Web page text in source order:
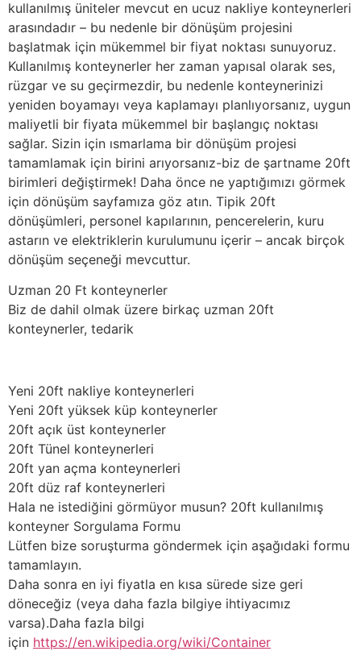
kullanılmış üniteler mevcut en ucuz nakliye konteynerleri
arasındadır – bu nedenle bir dönüşüm projesini
başlatmak için mükemmel bir fiyat noktası sunuyoruz.
Kullanılmış konteynerler her zaman yapısal olarak ses,
rüzgar ve su geçirmezdir, bu nedenle konteynerinizi
yeniden boyamayı veya kaplamayı planlıyorsanız, uygun
maliyetli bir fiyata mükemmel bir başlangıç noktası
sağlar. Sizin için ısmarlama bir dönüşüm projesi
tamamlamak için birini arıyorsanız-biz de şartname 20ft
birimleri değiştirmek! Daha önce ne yaptığımızı görmek
için dönüşüm sayfamıza göz atın. Tipik 20ft
dönüşümleri, personel kapılarının, pencerelerin, kuru
astarın ve elektriklerin kurulumunu içerir – ancak birçok
dönüşüm seçeneği mevcuttur.
Uzman 20 Ft konteynerler
Biz de dahil olmak üzere birkaç uzman 20ft
konteynerler, tedarik
Yeni 20ft nakliye konteynerleri
Yeni 20ft yüksek küp konteynerler
20ft açık üst konteynerler
20ft Tünel konteynerleri
20ft yan açma konteynerleri
20ft düz raf konteynerleri
Hala ne istediğini görmüyor musun? 20ft kullanılmış
konteyner Sorgulama Formu
Lütfen bize soruşturma göndermek için aşağıdaki formu
tamamlayın.
Daha sonra en iyi fiyatla en kısa sürede size geri
döneceğiz (veya daha fazla bilgiye ihtiyacımız
varsa).Daha fazla bilgi
için https://en.wikipedia.org/wiki/Container